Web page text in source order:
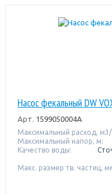
Насос фекальный DW
Арт. 1599050004A
Максимальный расход,
Максимальный напор, м:
Качество воды:
Макс. размер тв. частиц,